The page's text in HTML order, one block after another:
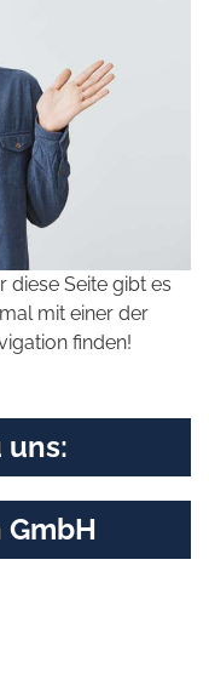
diese Seite gibt es
mit einer der
finden!
uns: